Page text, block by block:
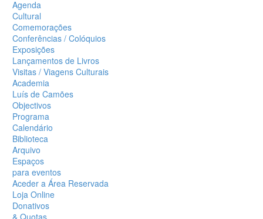
Agenda
Cultural
Comemorações
Conferências / Colóquios
Exposições
Lançamentos de Livros
Visitas / Viagens Culturais
Academia
Luís de Camões
Objectivos
Programa
Calendário
Biblioteca
Arquivo
Espaços
para eventos
Aceder a Área Reservada
Loja Online
Donativos
& Quotas